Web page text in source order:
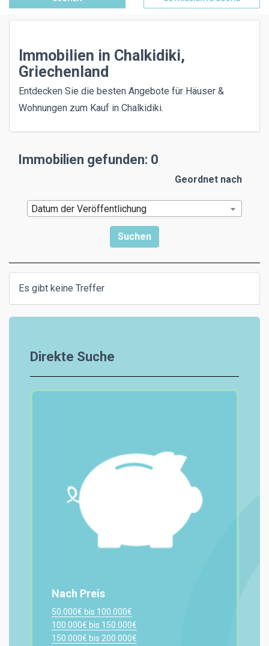
Immobilien in Chalkidiki,
Griechenland
Entdecken Sie die besten Angebote für Häuser &
Wohnungen zum Kauf in Chalkidiki.
Immobilien gefunden: 0
Geordnet nach
Datum der Veröffentlichung
Es gibt keine Treffer
Direkte Suche
Nach Preis
50.000€ bis 100.000€
100.000€ bis 150.000€
150.000€ bis 200.000€